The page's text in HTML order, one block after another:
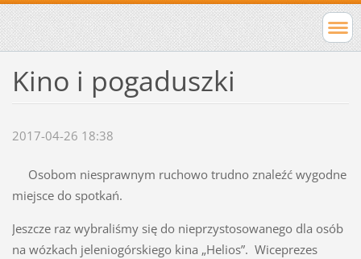
Kino i pogaduszki
2017-04-26 18:38
Osobom niesprawnym ruchowo trudno znaleźć wygodne
miejsce do spotkań.
Jeszcze raz wybraliśmy się do nieprzystosowanego dla osób
na wózkach jeleniogórskiego kina „Helios”. Wiceprezes